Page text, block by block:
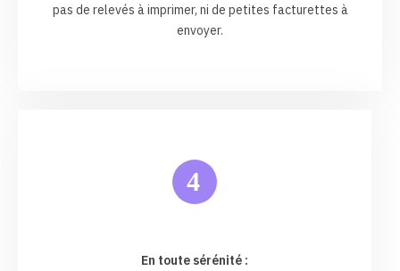
pas de relevés à imprimer, ni de petites facturettes à
envoyer.
4
En toute sérénité :